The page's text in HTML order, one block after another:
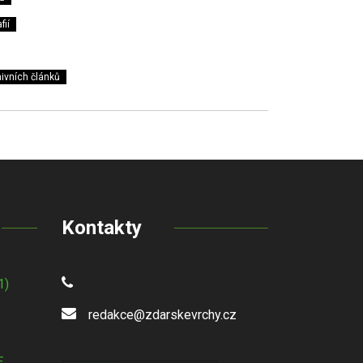
článků
Kontakty
redakce@zdarskevrchy.cz